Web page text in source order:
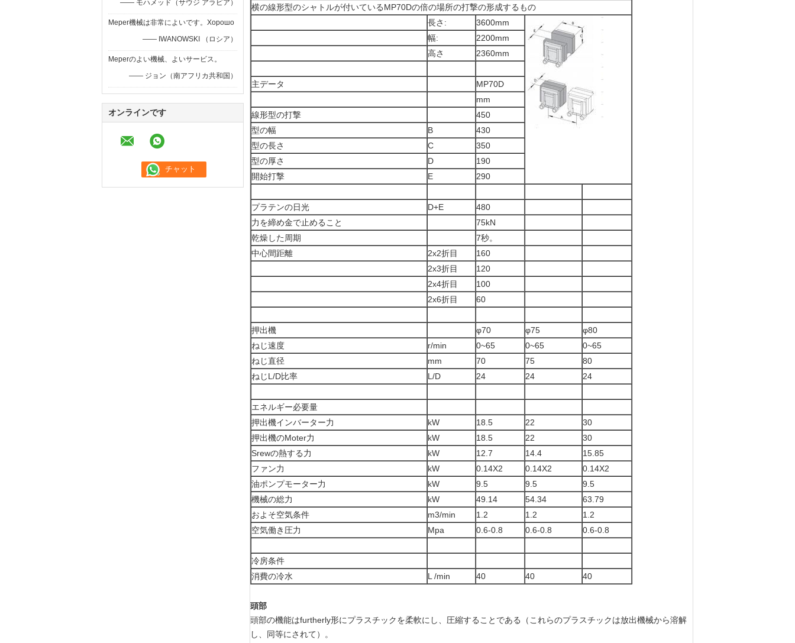
—— モハメッド（サウジ アラビア）
Meper機械は非常によいです。Хорошо
—— IWANOWSKI （ロシア）
Meperのよい機械、よいサービス。
—— ジョン（南アフリカ共和国）
オンラインです
横の線形型のシャトルが付いているMP70Dの倍の場所の打撃の形成するもの
長さ:
3600mm
幅:
2200mm
高さ
2360mm
主データ
MP70D
mm
線形型の打撃
450
型の幅
B
430
型の長さ
C
350
型の厚さ
D
190
開始打撃
E 290
プラテンの日光 D+E
480
力を締め金で止めること
75kN
乾燥した周期
7秒。
中心間距離
2x2折目
160
2x3折目
120
2x4折目
100
2x6折目
60
押出機 φ70 φ75
φ80
ねじ速度
r/min 0~65 0~65
0~65
ねじ直径
mm 70 75
80
ねじL/D比率
L/D 24 24 24
エネルギー必要量
押出機インバーター力
kW 18.5 22
30
押出機のMoter力
kW 18.5 22
30
Srewの熱する力
kW 12.7 14.4
15.85
ファン力
kW 0.14X2 0.14X2
0.14X2
油ポンプモーター力
kW 9.5 9.5
9.5
機械の総力
kW 49.14 54.34
63.79
およそ空気条件
m3/min 1.2 1.2
1.2
空気働き圧力
Mpa 0.6-0.8 0.6-0.8 0.6-0.8
冷房条件
消費の冷水
L /min 40 40 40
頭部
頭部の機能はfurtherly形にプラスチックを柔軟にし、圧縮することである（これらのプラスチックは放出機械から溶解
し、同等にされて）。